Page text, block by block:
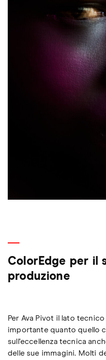
ColorEdge per il
produzione
Per Ava Pivot il lato
importante quanto quello
sull'eccellenza tecnica
delle sue immagini. Molti